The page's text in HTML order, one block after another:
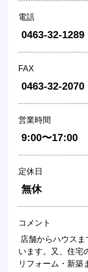
電話
0463-32-1289
FAX
0463-32-2070
営業時間
9:00〜17:00
定休日
無休
コメント
います。又、住宅
リフォーム・新築